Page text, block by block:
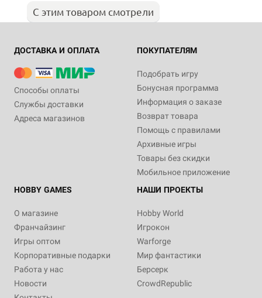
С этим товаром смотрели
ДОСТАВКА И ОПЛАТА
Способы оплаты
Службы доставки
Адреса магазинов
ПОКУПАТЕЛЯМ
Подобрать игру
Бонусная программа
Информация о заказе
Возврат товара
Помощь с правилами
Архивные игры
Товары без скидки
Мобильное приложение
HOBBY GAMES
О магазине
Франчайзинг
Игры оптом
Корпоративные подарки
Работа у нас
Новости
НАШИ ПРОЕКТЫ
Hobby World
Игрокон
Warforge
Мир фантастики
Берсерк
CrowdRepublic